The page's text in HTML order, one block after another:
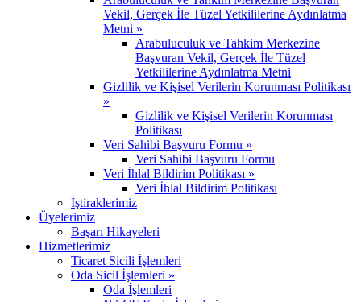
Vekil, Gerçek İle Tüzel Yetkililerine Aydınlatma
Metni »
Arabuluculuk ve Tahkim Merkezine
Başvuran Vekil, Gerçek İle Tüzel
Yetkililerine Aydınlatma Metni
Gizlilik ve Kişisel Verilerin Korunması Politikası
»
Gizlilik ve Kişisel Verilerin Korunması
Politikası
Veri Sahibi Başvuru Formu »
Veri Sahibi Başvuru Formu
Veri İhlal Bildirim Politikası »
Veri İhlal Bildirim Politikası
İştiraklerimiz
Üyelerimiz
Başarı Hikayeleri
Hizmetlerimiz
Ticaret Sicili İşlemleri
Oda Sicil İşlemleri »
Oda İşlemleri